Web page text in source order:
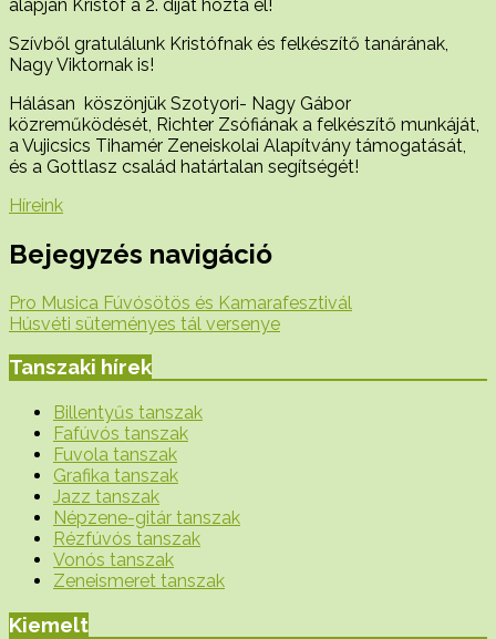
alapján Kristóf a 2. díjat hozta el!
Szívből gratulálunk Kristófnak és felkészítő tanárának,
Nagy Viktornak is!
Hálásan köszönjük Szotyori- Nagy Gábor
közreműködését, Richter Zsófiának a felkészítő munkáját,
a Vujicsics Tihamér Zeneiskolai Alapítvány támogatását,
és a Gottlasz család határtalan segítségét!
Híreink
Bejegyzés navigáció
Pro Musica Fúvósötös és Kamarafesztivál
Húsvéti süteményes tál versenye
Tanszaki hírek
Billentyűs tanszak
Fafúvós tanszak
Fuvola tanszak
Grafika tanszak
Jazz tanszak
Népzene-gitár tanszak
Rézfúvós tanszak
Vonós tanszak
Zeneismeret tanszak
Kiemelt